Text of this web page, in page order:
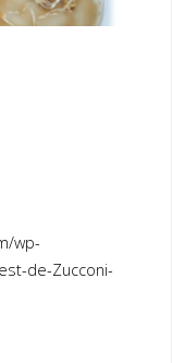
wp-
de-Zucconi-